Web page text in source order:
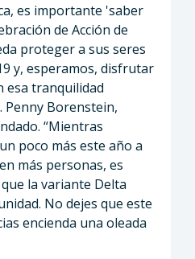
es importante 'saber
de Acción de
proteger a sus seres
y, esperamos, disfrutar
esa tranquilidad
Penny Borenstein,
“Mientras
poco más este año a
más personas, es
la variante Delta
No dejes que este
encienda una oleada